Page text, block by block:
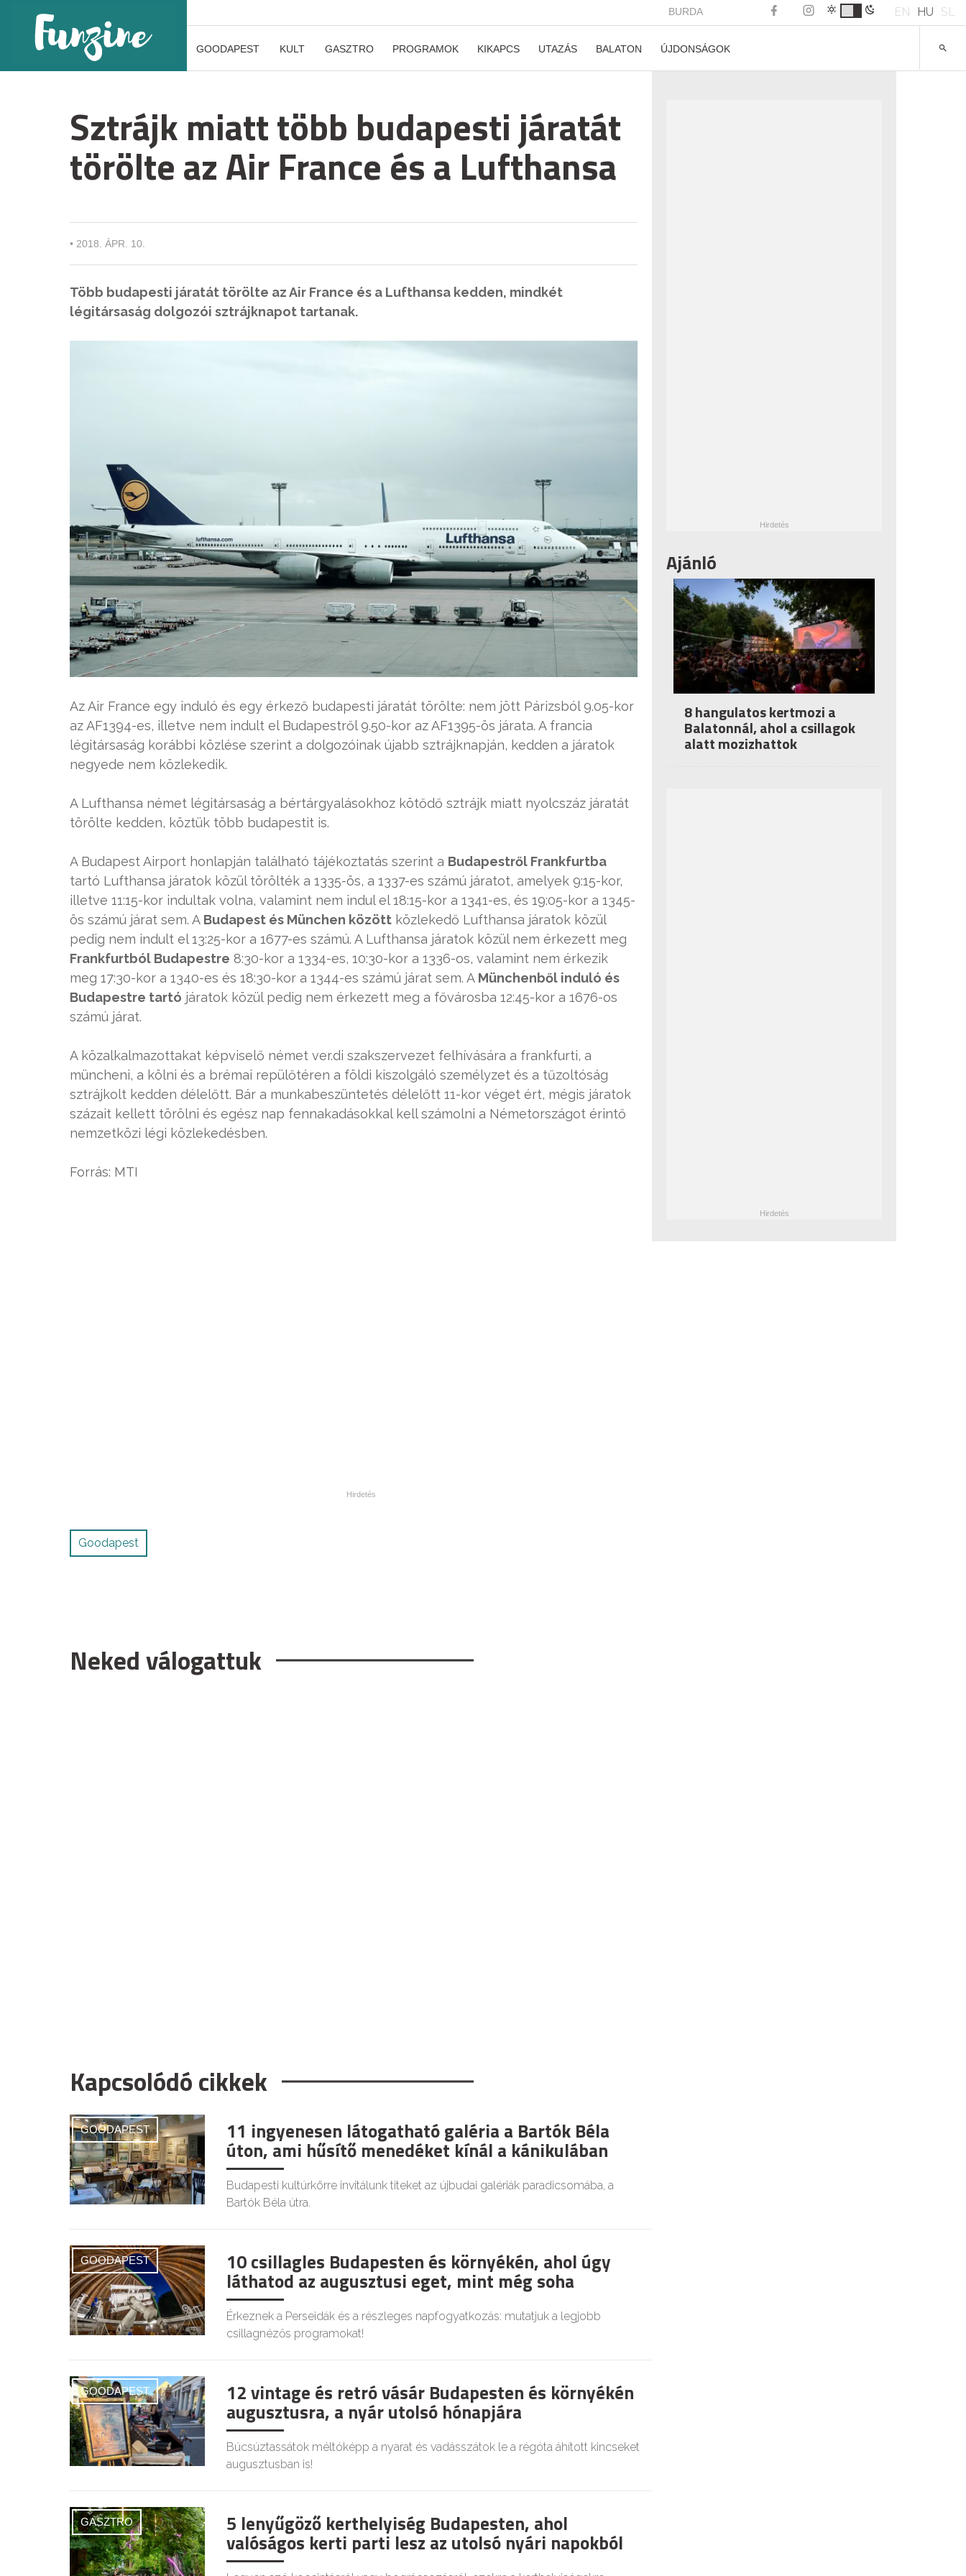
BURDA EN HU SL
GOODAPEST KULT GASZTRO PROGRAMOK KIKAPCS UTAZÁS BALATON ÚJDONSÁGOK
Sztrájk miatt több budapesti járatát
törölte az Air France és a Lufthansa
• 2018. ÁPR. 10.
Több budapesti járatát törölte az Air France és a Lufthansa kedden, mindkét
légitársaság dolgozói sztrájknapot tartanak.
Az Air France egy induló és egy érkező budapesti járatát törölte: nem jött Párizsból 9.05-kor
az AF1394-es, illetve nem indult el Budapestről 9.50-kor az AF1395-ös járata. A francia
légitársaság korábbi közlése szerint a dolgozóinak újabb sztrájknapján, kedden a járatok
negyede nem közlekedik.
A Lufthansa német légitársaság a bértárgyalásokhoz kötődő sztrájk miatt nyolcszáz járatát
törölte kedden, köztük több budapestit is.
A Budapest Airport honlapján található tájékoztatás szerint a Budapestről Frankfurtba
tartó Lufthansa járatok közül törölték a 1335-ös, a 1337-es számú járatot, amelyek 9:15-kor,
illetve 11:15-kor indultak volna, valamint nem indul el 18:15-kor a 1341-es, és 19:05-kor a 1345-
ös számú járat sem. A Budapest és München között közlekedő Lufthansa járatok közül
pedig nem indult el 13:25-kor a 1677-es számú. A Lufthansa járatok közül nem érkezett meg
Frankfurtból Budapestre 8:30-kor a 1334-es, 10:30-kor a 1336-os, valamint nem érkezik
meg 17:30-kor a 1340-es és 18:30-kor a 1344-es számú járat sem. A Münchenből induló és
Budapestre tartó járatok közül pedig nem érkezett meg a fővárosba 12:45-kor a 1676-os
számú járat.
A közalkalmazottakat képviselő német ver.di szakszervezet felhívására a frankfurti, a
müncheni, a kölni és a brémai repülőtéren a földi kiszolgáló személyzet és a tűzoltóság
sztrájkolt kedden délelőtt. Bár a munkabeszüntetés délelőtt 11-kor véget ért, mégis járatok
százait kellett törölni és egész nap fennakadásokkal kell számolni a Németországot érintő
nemzetközi légi közlekedésben.
Forrás: MTI
Goodapest
Neked válogattuk
Kapcsolódó cikkek
GOODAPEST 11 ingyenesen látogatható galéria a Bartók Béla
úton, ami hűsítő menedéket kínál a kánikulában
Budapesti kultúrkörre invitálunk titeket az újbudai galériák paradicsomába, a
Bartók Béla útra.
GOODAPEST 10 csillagles Budapesten és környékén, ahol úgy
láthatod az augusztusi eget, mint még soha
Érkeznek a Perseidák és a részleges napfogyatkozás: mutatjuk a legjobb
csillagnézős programokat!
GOODAPEST 12 vintage és retró vásár Budapesten és környékén
augusztusra, a nyár utolsó hónapjára
Búcsúztassátok méltóképp a nyarat és vadásszátok le a régóta áhított kincseket
augusztusban is!
GASZTRO 5 lenyűgöző kerthelyiség Budapesten, ahol
valóságos kerti parti lesz az utolsó nyári napokból
Ajánló
8 hangulatos kertmozi a
Balatonnál, ahol a csillagok
alatt mozizhattok